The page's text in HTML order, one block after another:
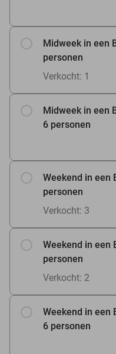
Midweek in een
personen
Verkocht: 1
Midweek in een
6 personen
Weekend in een
personen
Verkocht: 3
Weekend in een
personen
Verkocht: 2
Weekend in een
6 personen